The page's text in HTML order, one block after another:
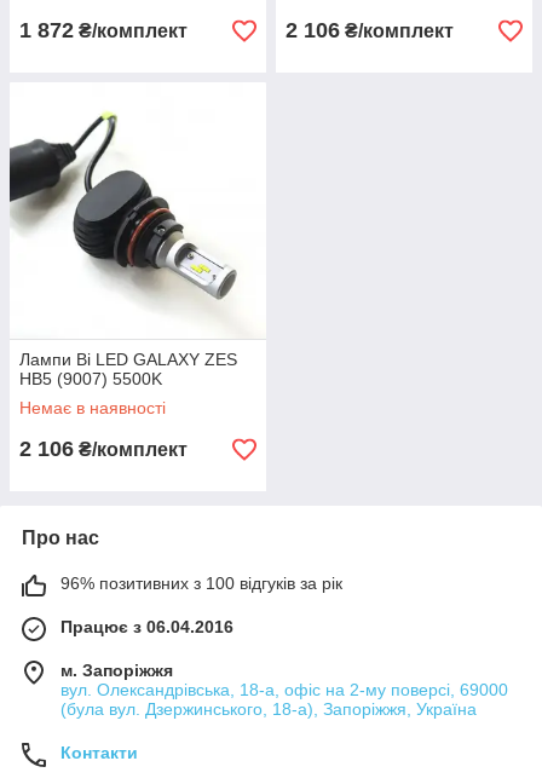
1 872 ₴/комплект 2 106 ₴/комплект
Лампи Bі LED GALAXY ZES
HB5 (9007) 5500K
Немає в наявності
2 106 ₴/комплект
Про нас
96% позитивних з 100 відгуків за рік
Працює з 06.04.2016
м. Запоріжжя
вул. Олександрівська, 18-а, офіс на 2-му поверсі, 69000
(була вул. Дзержинського, 18-а), Запоріжжя, Україна
Контакти